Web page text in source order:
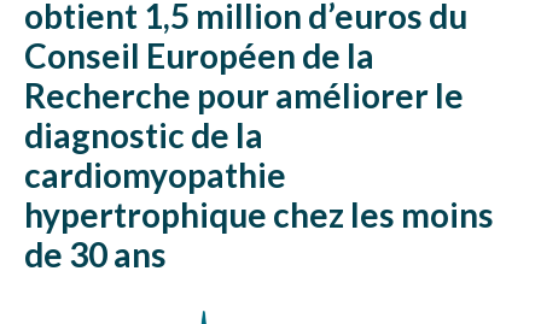
obtient 1,5 million d’euros du
Conseil Européen de la
Recherche pour améliorer le
diagnostic de la
cardiomyopathie
hypertrophique chez les moins
de 30 ans